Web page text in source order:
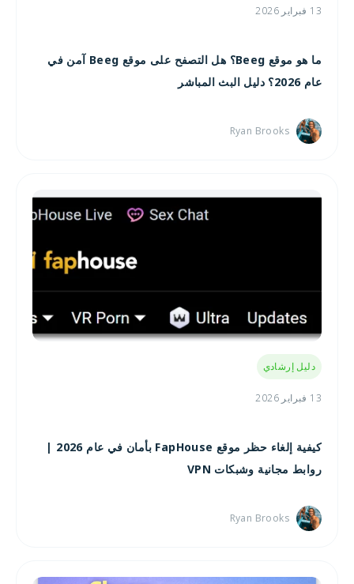
13 فبراير 2026
ما هو موقع Beeg؟ هل التصفح على موقع Beeg آمن في
عام 2026؟ دليل البث المباشر
Ryan Brooks
دليل إرشادي
13 فبراير 2026
كيفية إلغاء حظر موقع FapHouse بأمان في عام 2026 |
روابط مجانية وشبكات VPN
Ryan Brooks